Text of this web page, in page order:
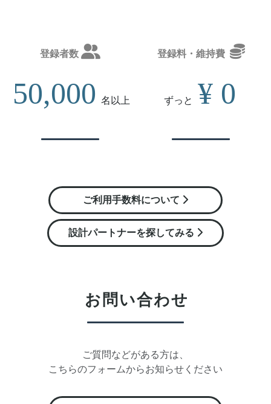
登録者数
50,000 名 以上
登録料・維持費
ずっと ¥ 0
ご利用手数料について
設計パートナーを探してみる
お問い合わせ
ご質問などがある方は、
こちらのフォームからお知らせください